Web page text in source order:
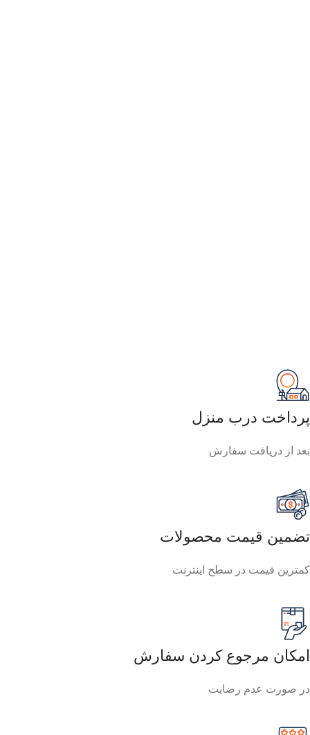
پرداخت درب منزل
بعد از دریافت سفارش
تضمین قیمت محصولات
کمترین قیمت در سطح اینترنت
امکان مرجوع کردن سفارش
در صورت عدم رضایت